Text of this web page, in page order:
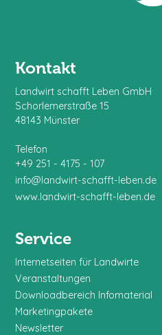
Kontakt
Landwirt schafft Leben GmbH
Schorlemerstraße 15
48143 Münster
Telefon
+49 251 - 4175 - 107
info@landwirt-schafft-leben.de
www.landwirt-schafft-leben.de
Service
Internetseiten für Landwirte
Veranstaltungen
Downloadbereich Infomaterial
Marketingpakete
Newsletter